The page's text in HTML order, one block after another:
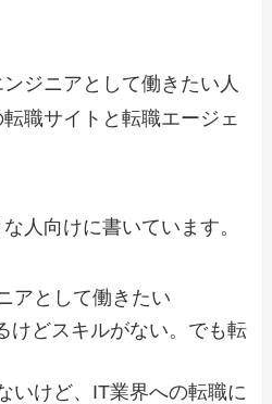
ジニアとして働きたい人
職サイトと転職エージェ
人向けに書いています。
アとして働きたい
けどスキルがない。でも転
いけど、IT業界への転職に